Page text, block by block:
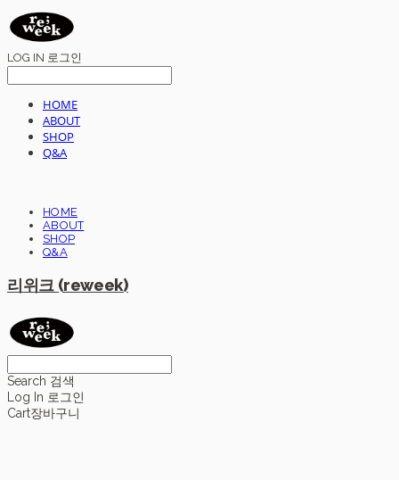
LOG IN 로그인
HOME
ABOUT
SHOP
Q&A
HOME
ABOUT
SHOP
Q&A
리위크 (reweek)
Search 검색
Log In 로그인
Cart장바구니